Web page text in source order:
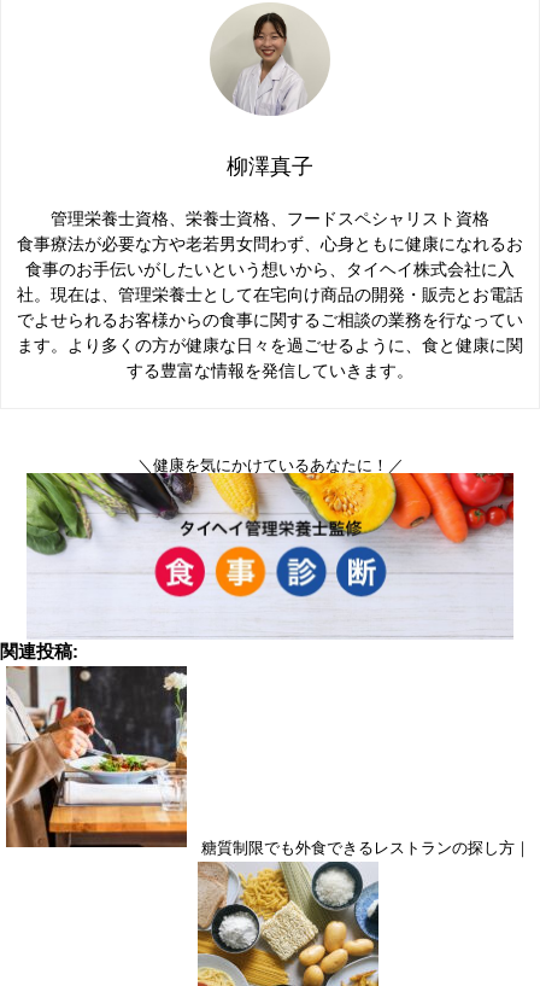
柳澤真子
管理栄養士資格、栄養士資格、フードスペシャリスト資格
食事療法が必要な方や老若男女問わず、心身ともに健康になれるお
食事のお手伝いがしたいという想いから、タイヘイ株式会社に入
社。現在は、管理栄養士として在宅向け商品の開発・販売とお電話
でよせられるお客様からの食事に関するご相談の業務を行なってい
ます。より多くの方が健康な日々を過ごせるように、食と健康に関
する豊富な情報を発信していきます。
＼健康を気にかけているあなたに！／
関連投稿:
糖質制限でも外食できるレストランの探し方｜